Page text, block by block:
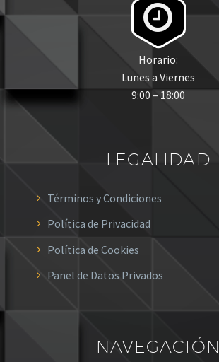


Horario:
Lunes a Viernes
9:00 – 18:00
LEGALIDAD
Términos y Condiciones
Política de Privacidad
Política de Cookies
Panel de Datos Privados
NAVEGACIÓN